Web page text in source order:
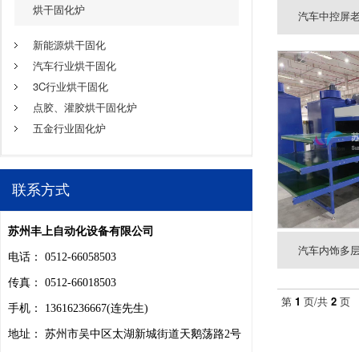
烘干固化炉
新能源烘干固化
汽车行业烘干固化
3C行业烘干固化
点胶、灌胶烘干固化炉
五金行业固化炉
联系方式
苏州丰上自动化设备有限公司
电话： 0512-66058503
传真： 0512-66018503
手机： 13616236667(连先生)
地址： 苏州市吴中区太湖新城街道天鹅荡路2号
汽车中控屏
汽车内饰多
第 1 页/共 2 页